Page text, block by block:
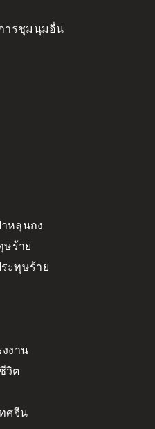
ารชุมนุมอื่น
หลุนกง
ษร้าย
ะทุษร้าย
งาน
วิต
ศจีน